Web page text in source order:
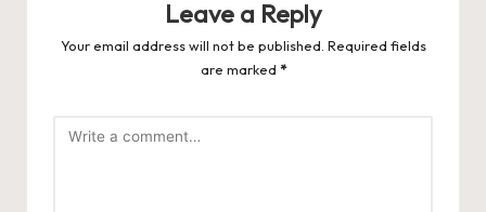
Leave a Reply
Your email address will not be published. Required fields
are marked *